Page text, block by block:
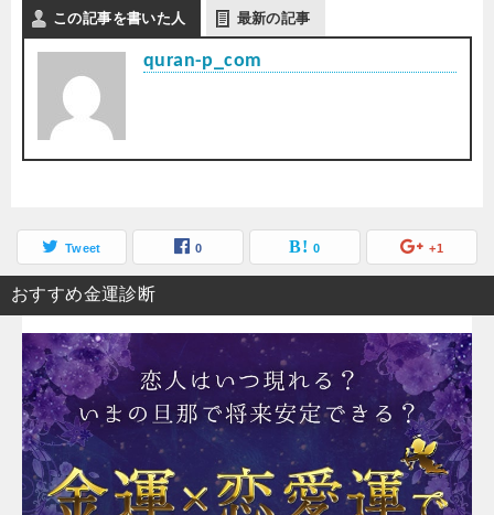
この記事を書いた人 最新の記事
quran-p_com
Tweet 0 0 +1
おすすめ金運診断